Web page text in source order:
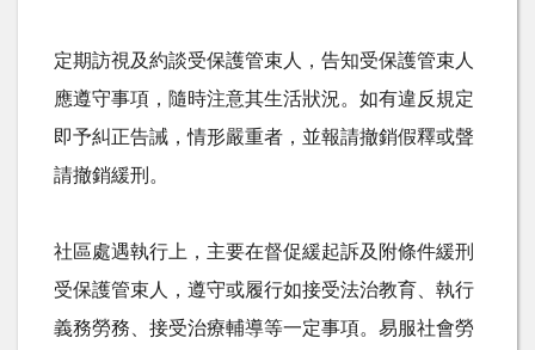
定期訪視及約談受保護管束人，告知受保護管束人
應遵守事項，隨時注意其生活狀況。如有違反規定
即予糾正告誡，情形嚴重者，並報請撤銷假釋或聲
請撤銷緩刑。
社區處遇執行上，主要在督促緩起訴及附條件緩刑
受保護管束人，遵守或履行如接受法治教育、執行
義務勞務、接受治療輔導等一定事項。易服社會勞